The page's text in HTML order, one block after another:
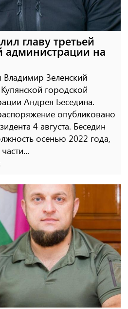
главу третьей
на
Зеленский
городской
Андрея Беседина.
опубликовано
4 августа. Беседин
осенью 2022 года,